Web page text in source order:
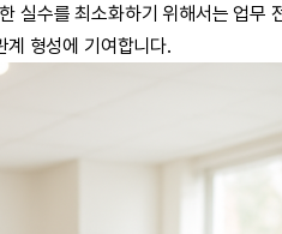
수를 최소화하기 위해서는 업무
계 형성에 기여합니다.